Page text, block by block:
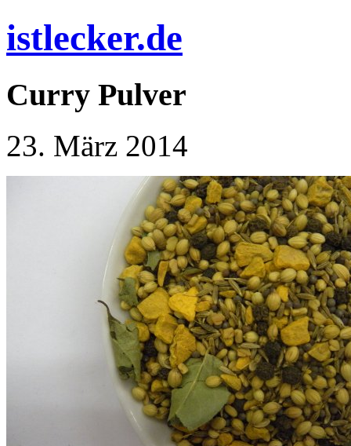
istlecker.de
Curry Pulver
23. März 2014